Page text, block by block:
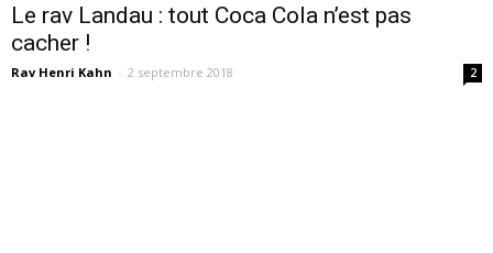
Le rav Landau : tout Coca Cola n’est pas
cacher !
Rav Henri Kahn - 2 septembre 2018 2